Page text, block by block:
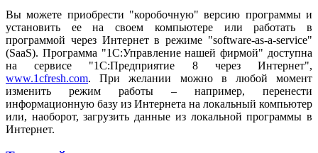
Вы можете приобрести "коробочную" версию программы и
установить ее на своем компьютере или работать в
программой через Интернет в режиме "software-as-a-service"
(SaaS). Программа "1С:Управление нашей фирмой" доступна
на сервисе "1С:Предприятие 8 через Интернет",
www.1cfresh.com. При желании можно в любой момент
изменить режим работы – например, перенести
информационную базу из Интернета на локальный компьютер
или, наоборот, загрузить данные из локальной программы в
Интернет.